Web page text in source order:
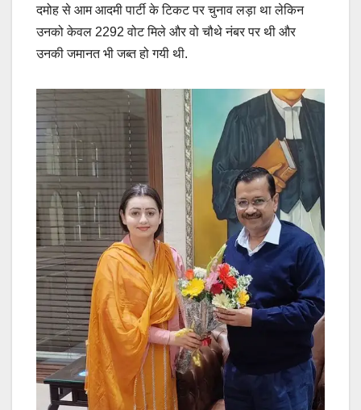
दमोह से आम आदमी पार्टी के टिकट पर चुनाव लड़ा था लेकिन
उनको केवल 2292 वोट मिले और वो चौथे नंबर पर थी और
उनकी जमानत भी जब्त हो गयी थी.